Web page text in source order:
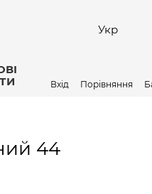
Укр
Вхід Порівняння
44